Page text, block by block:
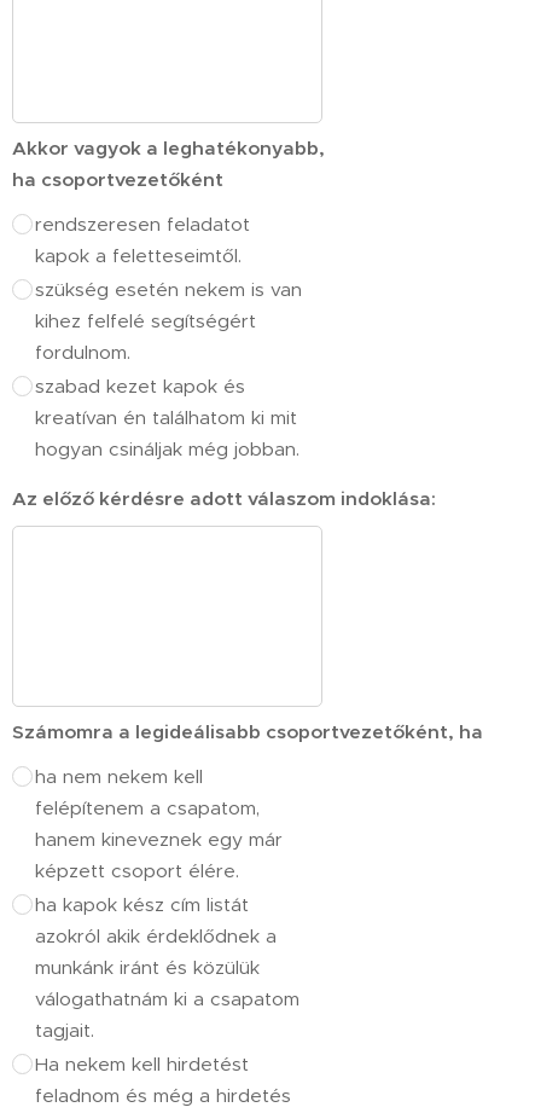
Akkor vagyok a leghatékonyabb,
ha csoportvezetőként
rendszeresen feladatot
kapok a feletteseimtől.
szükség esetén nekem is van
kihez felfelé segítségért
fordulnom.
szabad kezet kapok és
kreatívan én találhatom ki mit
hogyan csináljak még jobban.
Az előző kérdésre adott válaszom indoklása:
Számomra a legideálisabb csoportvezetőként, ha
ha nem nekem kell
felépítenem a csapatom,
hanem kineveznek egy már
képzett csoport élére.
ha kapok kész cím listát
azokról akik érdeklődnek a
munkánk iránt és közülük
válogathatnám ki a csapatom
tagjait.
Ha nekem kell hirdetést
feladnom és még a hirdetés